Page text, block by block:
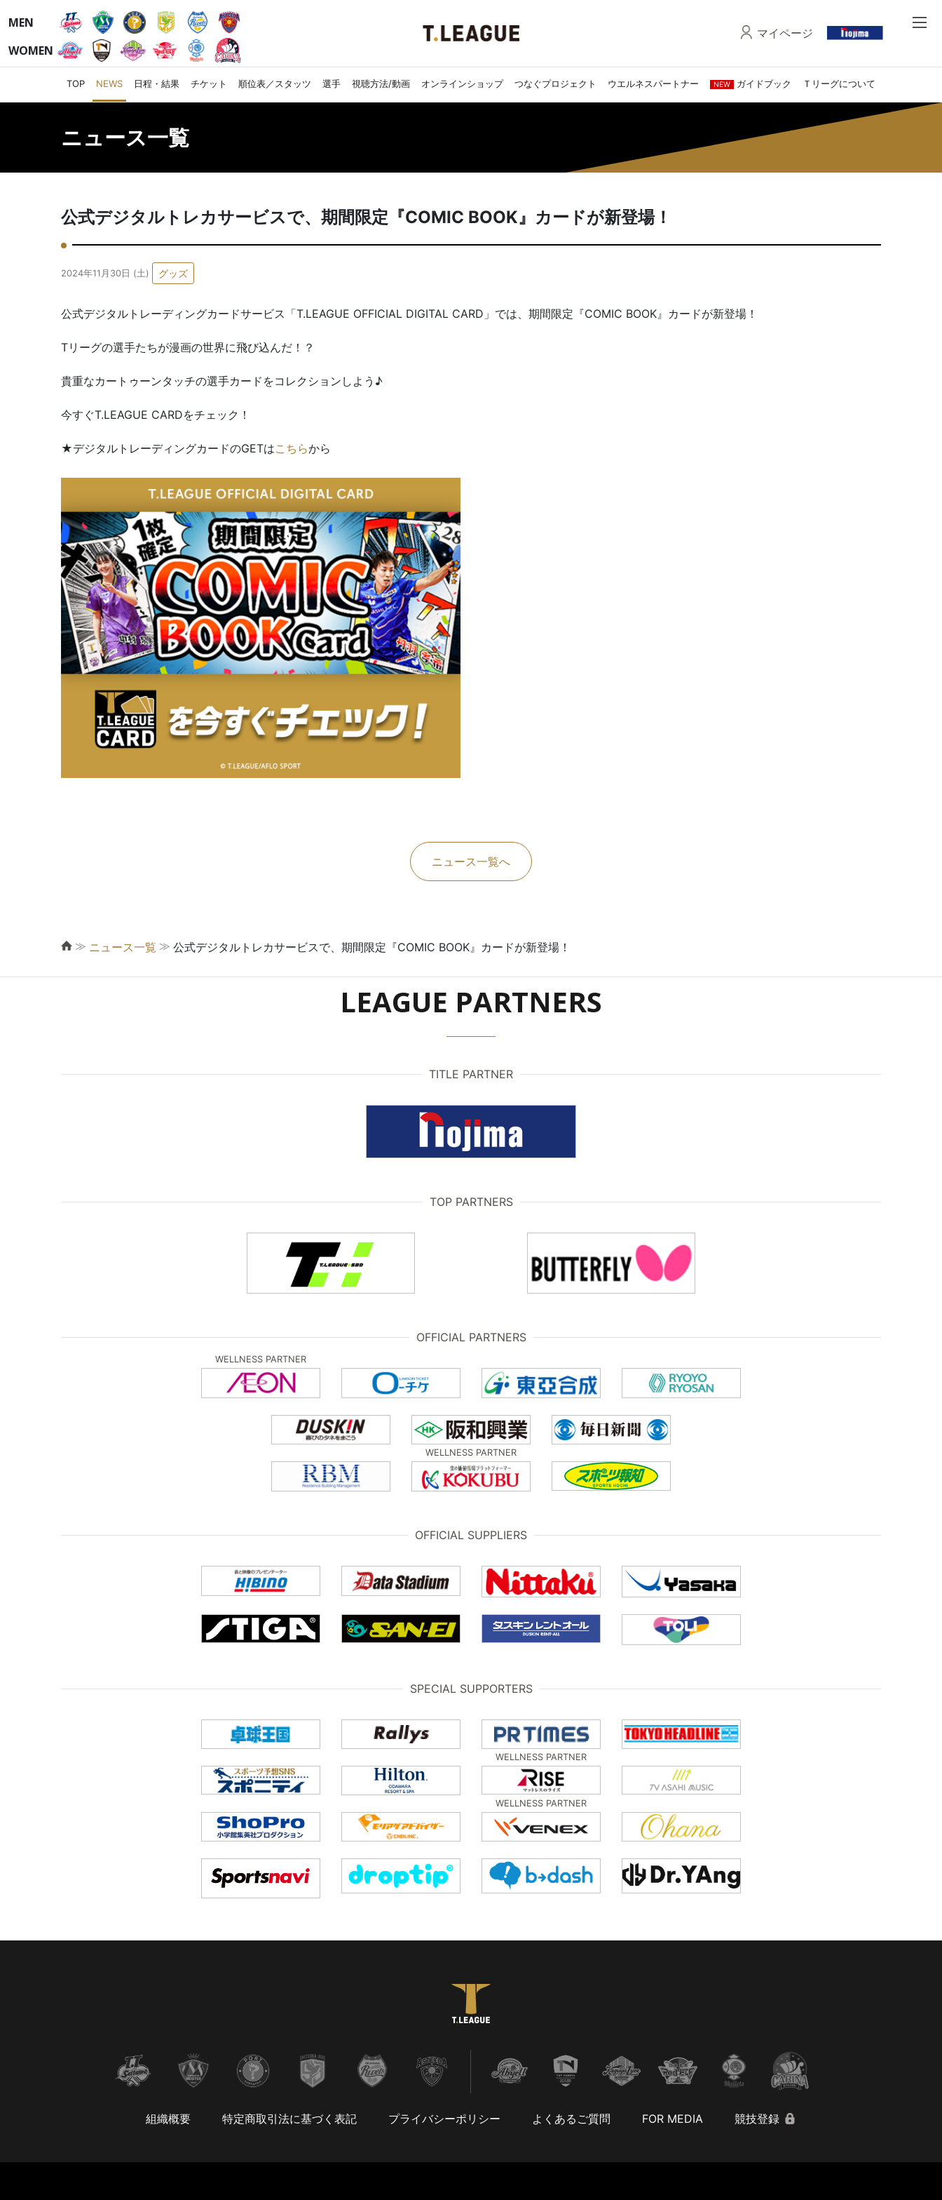
MEN
WOMEN
マイページ
TOP NEWS 日程・結果 チケット 順位表／スタッツ 選手 視聴方法/動画 オンラインショップ つなぐプロジェクト ウエルネスパートナー NEW ガイドブック Ｔリーグについて
ニュース一覧
公式デジタルトレカサービスで、期間限定『COMIC BOOK』カードが新登場！
2024年11月30日 (土) グッズ
公式デジタルトレーディングカードサービス「T.LEAGUE OFFICIAL DIGITAL CARD」では、期間限定『COMIC BOOK』カードが新登場！
Tリーグの選手たちが漫画の世界に飛び込んだ！？
貴重なカートゥーンタッチの選手カードをコレクションしよう♪
今すぐT.LEAGUE CARDをチェック！
★デジタルトレーディングカードのGETはこちらから
ニュース一覧へ
≫ ニュース一覧 ≫ 公式デジタルトレカサービスで、期間限定『COMIC BOOK』カードが新登場！
LEAGUE PARTNERS
TITLE PARTNER
TOP PARTNERS
OFFICIAL PARTNERS
WELLNESS PARTNER
WELLNESS PARTNER
OFFICIAL SUPPLIERS
SPECIAL SUPPORTERS
WELLNESS PARTNER
WELLNESS PARTNER
組織概要 特定商取引法に基づく表記 プライバシーポリシー よくあるご質問 FOR MEDIA 競技登録